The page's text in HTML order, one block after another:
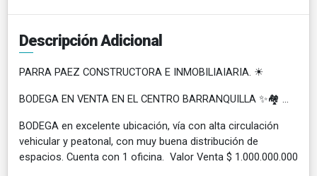
Descripción Adicional
PARRA PAEZ CONSTRUCTORA E INMOBILIAIARIA. ☀
BODEGA EN VENTA EN EL CENTRO BARRANQUILLA ✨🏘 ...
BODEGA en excelente ubicación, vía con alta circulación
vehicular y peatonal, con muy buena distribución de
espacios. Cuenta con 1 oficina. Valor Venta $ 1.000.000.000